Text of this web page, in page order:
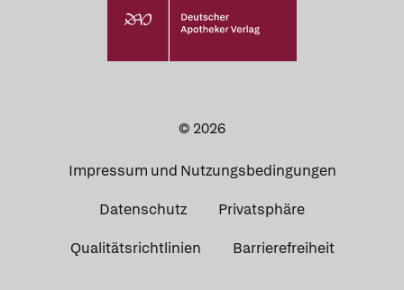
© 2026
Impressum und Nutzungsbedingungen
Datenschutz Privatsphäre
Qualitätsrichtlinien Barrierefreiheit